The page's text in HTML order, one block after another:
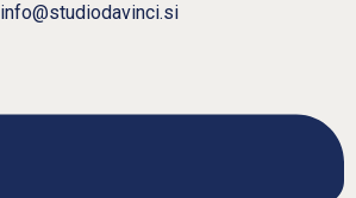
info@studiodavinci.si